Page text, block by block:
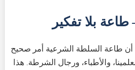
بلا تفكير
أن طاعة السلطة الشرعية أمر صحيح
والأطباء، ورجال الشرطة. هذا